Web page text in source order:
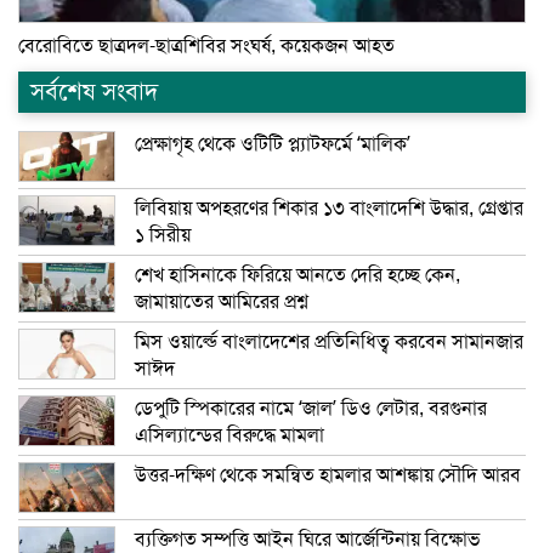
বেরোবিতে ছাত্রদল-ছাত্রশিবির সংঘর্ষ, কয়েকজন আহত
সর্বশেষ সংবাদ
প্রেক্ষাগৃহ থেকে ওটিটি প্ল্যাটফর্মে ‘মালিক’
লিবিয়ায় অপহরণের শিকার ১৩ বাংলাদেশি উদ্ধার, গ্রেপ্তার
১ সিরীয়
শেখ হাসিনাকে ফিরিয়ে আনতে দেরি হচ্ছে কেন,
জামায়াতের আমিরের প্রশ্ন
মিস ওয়ার্ল্ডে বাংলাদেশের প্রতিনিধিত্ব করবেন সামানজার
সাঈদ
ডেপুটি স্পিকারের নামে ‘জাল’ ডিও লেটার, বরগুনার
এসিল্যান্ডের বিরুদ্ধে মামলা
উত্তর-দক্ষিণ থেকে সমন্বিত হামলার আশঙ্কায় সৌদি আরব
ব্যক্তিগত সম্পত্তি আইন ঘিরে আর্জেন্টিনায় বিক্ষোভ